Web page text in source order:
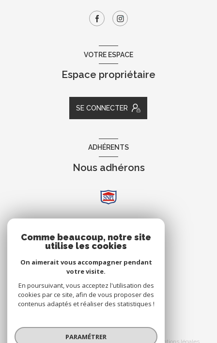
VOTRE ESPACE
Espace propriétaire
SE CONNECTER
ADHÉRENTS
Nous adhérons
Clients
© 2026 | Tous droits réservés
Mentions légales
Comme beaucoup, notre site
utilise les cookies
On aimerait vous accompagner pendant
votre visite.
En poursuivant, vous acceptez l'utilisation des
cookies par ce site, afin de vous proposer des
contenus adaptés et réaliser des statistiques !
PARAMÉTRER